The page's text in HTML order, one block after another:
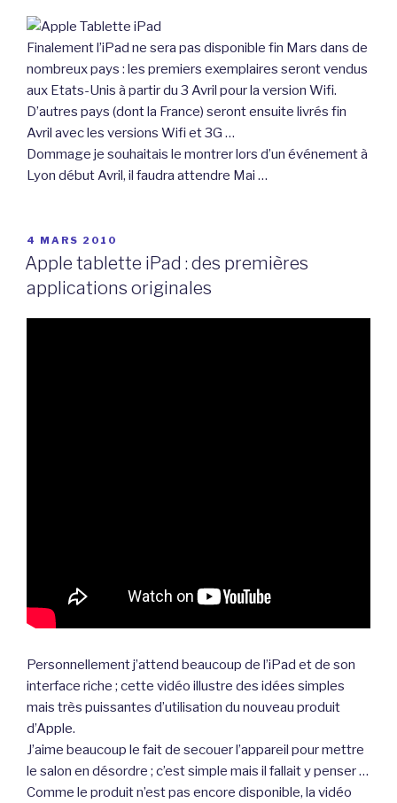
Finalement l’iPad ne sera pas disponible fin Mars dans de
nombreux pays : les premiers exemplaires seront vendus
aux Etats-Unis à partir du 3 Avril pour la version Wifi.
D’autres pays (dont la France) seront ensuite livrés fin
Avril avec les versions Wifi et 3G …
Dommage je souhaitais le montrer lors d’un événement à
Lyon début Avril, il faudra attendre Mai …
PUBLIÉ
LE
4 MARS 2010
Apple tablette iPad : des premières
applications originales
Personnellement j’attend beaucoup de l’iPad et de son
interface riche ; cette vidéo illustre des idées simples
mais très puissantes d’utilisation du nouveau produit
d’Apple.
J’aime beaucoup le fait de secouer l’appareil pour mettre
le salon en désordre ; c’est simple mais il fallait y penser …
Comme le produit n’est pas encore disponible, la vidéo